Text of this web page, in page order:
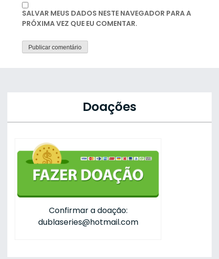
SALVAR MEUS DADOS NESTE NAVEGADOR PARA A
PRÓXIMA VEZ QUE EU COMENTAR.
Doações
Confirmar a doação:
dublaseries@hotmail.com